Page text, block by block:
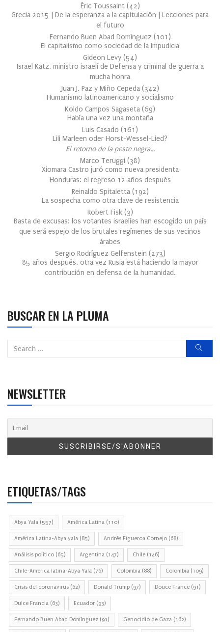
Éric Toussaint (42)
Grecia 2015 | De la esperanza a la capitulación | Lecciones para
el futuro
Fernando Buen Abad Domínguez (101 )
El capitalismo como sociedad de la Impudicia
Gideon Levy (54)
Israel Katz, ministro israelí de Defensa y criminal de guerra a
mucha honra
Juan J. Paz y Miño Cepeda (342)
Humanismo latinoamericano y socialismo
Koldo Campos Sagaseta (69)
Había una vez una montaña
Luis Casado (161 )
Lili Marleen oder Horst-Wessel-Lied?
El retorno de la peste negra…
Marco Teruggi (38)
Xiomara Castro juró como nueva presidenta
Honduras: el regreso 12 años después
Reinaldo Spitaletta (192)
La sospecha como otra clave de resistencia
Robert Fisk (3)
Basta de excusas: los votantes israelíes han escogido un país
que será espejo de los brutales regímenes de sus vecinos
árabes
Sergio Rodríguez Gelfenstein (273)
85 años después, otra vez Rusia está haciendo la mayor
contribución en defensa de la humanidad.
BUSCAR EN LA PLUMA
NEWSLETTER
ETIQUETAS/TAGS
Abya Yala (557) América Latina (110)
América Latina-Abya yala (85) Andrés Figueroa Cornejo (68)
Análisis político (65) Argentina (147) Chile (146)
Chile-America latina-Abya Yala (76) Colombia (88) Colombia (109)
Crisis del coronavirus (62) Donald Trump (97) Douce France (91)
Dulce Francia (63) Ecuador (93)
Fernando Buen Abad Domínguez (91) Genocidio de Gaza (162)